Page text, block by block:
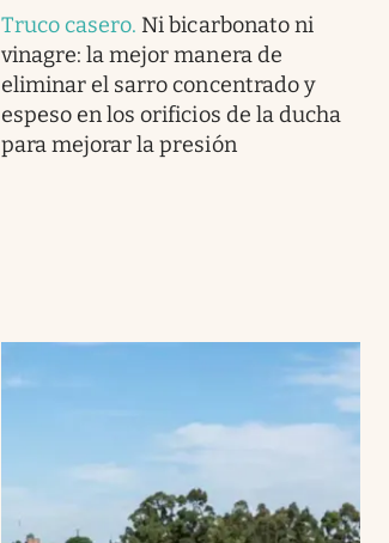
Truco casero. Ni bicarbonato ni
vinagre: la mejor manera de
eliminar el sarro concentrado y
espeso en los orificios de la ducha
para mejorar la presión